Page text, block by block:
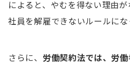
によると、やむを得ない理由
社員を解雇できないルールにな
さらに、 労働契約法では、労